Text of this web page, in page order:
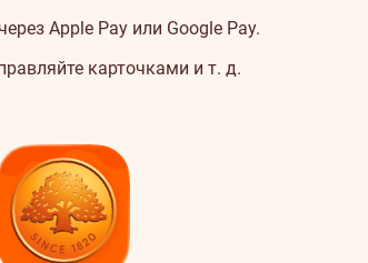
Apple Pay или Google Pay.
карточками и т. д.